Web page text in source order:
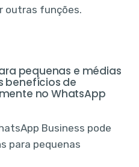
outras funções.
pequenas e médias
benefícios de
no WhatsApp
Business pode
para pequenas